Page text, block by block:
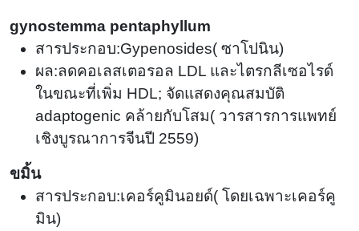
gynostemma pentaphyllum
สารประกอบ:Gypenosides( ซาโปนิน)
ผล:ลดคอเลสเตอรอล LDL และไตรกลีเซอไรด์
ในขณะที่เพิ่ม HDL; จัดแสดงคุณสมบัติ
adaptogenic คล้ายกับโสม( วารสารการแพทย์
เชิงบูรณาการจีนปี 2559)
ขมิ้น
สารประกอบ:เคอร์คูมินอยด์( โดยเฉพาะเคอร์คู
มิน)